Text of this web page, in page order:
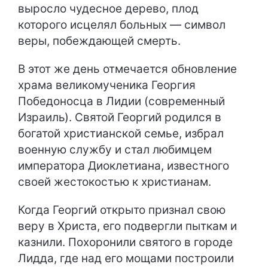
выросло чудесное дерево, плод
которого исцелял больных — символ
веры, побеждающей смерть.
В этот же день отмечается обновление
храма великомученика Георгия
Победоносца в Лидии (современный
Израиль). Святой Георгий родился в
богатой христианской семье, избрал
военную службу и стал любимцем
императора Диоклетиана, известного
своей жестокостью к христианам.
Когда Георгий открыто признал свою
веру в Христа, его подвергли пыткам и
казнили. Похоронили святого в городе
Лидда, где над его мощами построили